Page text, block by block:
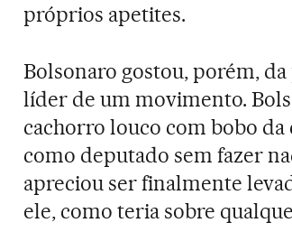
próprios apetites.
Bolsonaro gostou, porém,
líder de um movimento.
cachorro louco com bobo da
como deputado sem fazer
apreciou ser finalmente
ele, como teria sobre